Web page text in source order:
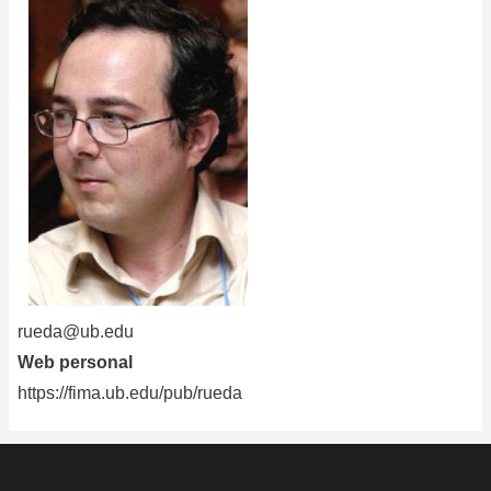
rueda@ub.edu
Web personal
https://fima.ub.edu/pub/rueda